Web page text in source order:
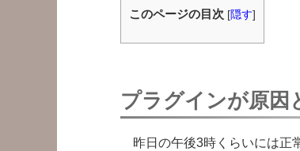
このページの目次 [隠す]
プラグインが原因
昨日の午後3時くらいには正